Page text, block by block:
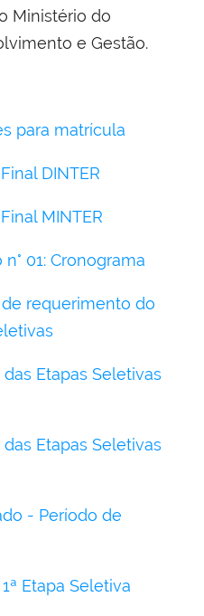
Ministério do
e Gestão.
para matrícula
DINTER
MINTER
01: Cronograma
requerimento do
Etapas Seletivas
Etapas Seletivas
- Período de
Etapa Seletiva